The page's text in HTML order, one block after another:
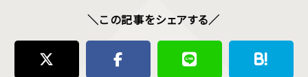
＼この記事をシェアする／